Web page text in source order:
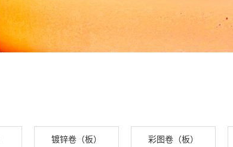
镀锌卷（板） 彩图卷（板）